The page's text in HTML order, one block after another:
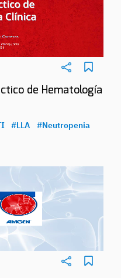
de Hematología
#LLA
#Neutropenia